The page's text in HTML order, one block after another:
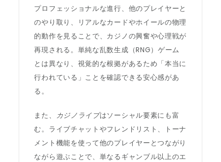
プロフェッショナルな進行、他のプレイヤーと
のやり取り、リアルなカードやホイールの物理
的動作を見ることで、カジノの興奮や心理戦が
再現される。単純な乱数生成（RNG）ゲーム
とは異なり、視覚的な根拠があるため「本当に
行われている」ことを確認できる安心感があ
る。
また、 カジノライブはソーシャル要素にも富
む。ライブチャットやフレンドリスト、トーナ
メント機能を使って他のプレイヤーとつながり
ながら遊ぶことで、単なるギャンブル以上のエ